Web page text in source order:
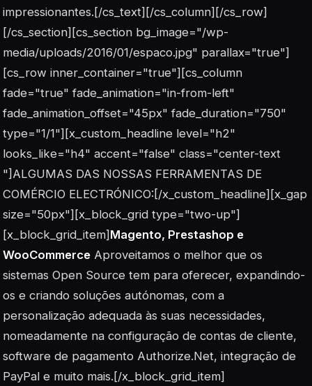
impressionantes.[/cs_text][/cs_column][/cs_row]
[/cs_section][cs_section bg_image="/wp-
media/uploads/2016/01/espaco.jpg" parallax="true"]
[cs_row inner_container="true"][cs_column
fade="true" fade_animation="in-from-left"
fade_animation_offset="45px" fade_duration="750"
type="1/1"][x_custom_headline level="h2"
looks_like="h4" accent="false" class="center-text
"]ALGUMAS DAS NOSSAS FERRAMENTAS DE
COMÉRCIO ELECTRÓNICO:[/x_custom_headline][x_gap
size="50px"][x_block_grid type="two-up"]
[x_block_grid_item] Magento, Prestashop e
WooCommerce Aproveitamos o melhor que os
sistemas Open Source tem para oferecer, expandindo-
os e criando soluções autónomas, com a
personalização adequada às suas necessidades,
nomeadamente na configuração de contas de cliente,
software de pagamento Authorize.Net, integração de
PayPal e muito mais.[/x_block_grid_item]